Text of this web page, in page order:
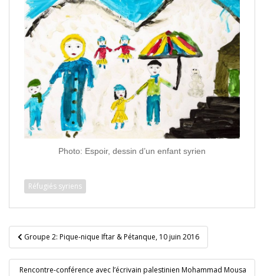
Photo: Espoir, dessin d’un enfant syrien
Réfugiés syriens
Navigation
de
l’article
Groupe 2: Pique-nique Iftar & Pétanque, 10 juin 2016
Rencontre-conférence avec l’écrivain palestinien Mohammad Mousa